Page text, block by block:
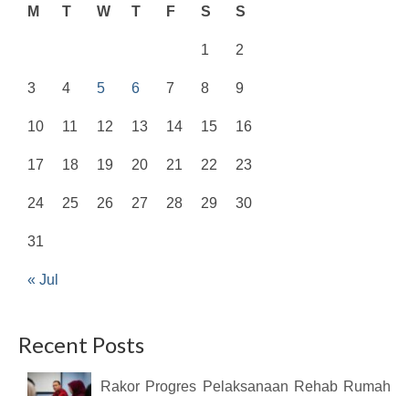
M
T W T F S S
« Jul
1 2
3 4 5 6 7 8 9
10 11 12 13 14 15 16
17 18 19 20 21 22 23
24 25 26 27 28 29 30
31
Recent Posts
Rakor Progres Pelaksanaan Rehab Rumah